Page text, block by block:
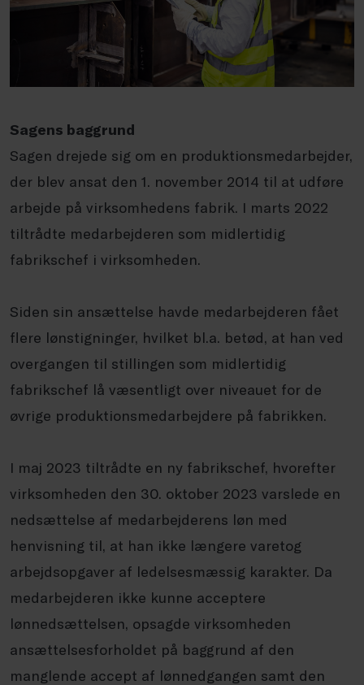
Sagens baggrund
Sagen drejede sig om en produktionsmedarbejder,
der blev ansat den 1. november 2014 til at udføre
arbejde på virksomhedens fabrik. I marts 2022
tiltrådte medarbejderen som midlertidig
fabrikschef i virksomheden.
Siden sin ansættelse havde medarbejderen fået
flere lønstigninger, hvilket bl.a. betød, at han ved
overgangen til stillingen som midlertidig
fabrikschef lå væsentligt over niveauet for de
øvrige produktionsmedarbejdere på fabrikken.
I maj 2023 tiltrådte en ny fabrikschef, hvorefter
virksomheden den 30. oktober 2023 varslede en
nedsættelse af medarbejderens løn med
henvisning til, at han ikke længere varetog
arbejdsopgaver af ledelsesmæssig karakter. Da
medarbejderen ikke kunne acceptere
lønnedsættelsen, opsagde virksomheden
ansættelsesforholdet på baggrund af den
manglende accept af lønnedgangen samt den